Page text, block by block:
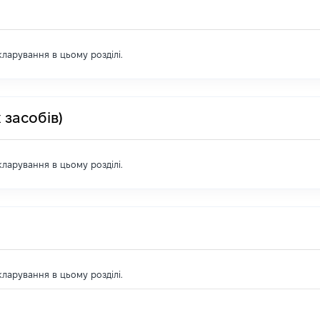
в цьому розділі.
в цьому розділі.
в цьому розділі.